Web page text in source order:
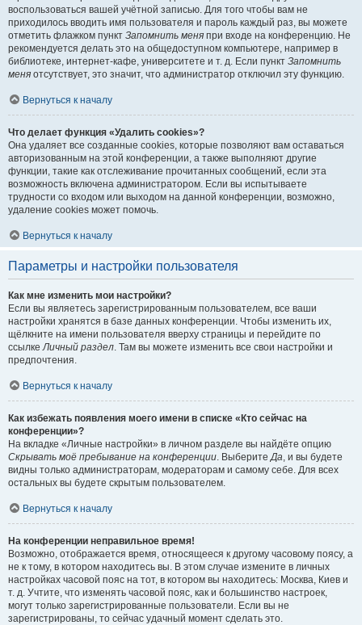
воспользоваться вашей учётной записью. Для того чтобы вам не
приходилось вводить имя пользователя и пароль каждый раз, вы можете
отметить флажком пункт Запомнить меня при входе на конференцию. Не
рекомендуется делать это на общедоступном компьютере, например в
библиотеке, интернет-кафе, университете и т. д. Если пункт Запомнить
меня отсутствует, это значит, что администратор отключил эту функцию.
Вернуться к началу
Что делает функция «Удалить cookies»?
Она удаляет все созданные cookies, которые позволяют вам оставаться
авторизованным на этой конференции, а также выполняют другие
функции, такие как отслеживание прочитанных сообщений, если эта
возможность включена администратором. Если вы испытываете
трудности со входом или выходом на данной конференции, возможно,
удаление cookies может помочь.
Вернуться к началу
Параметры и настройки пользователя
Как мне изменить мои настройки?
Если вы являетесь зарегистрированным пользователем, все ваши
настройки хранятся в базе данных конференции. Чтобы изменить их,
щёлкните на имени пользователя вверху страницы и перейдите по
ссылкеЛичный раздел. Там вы можете изменить все свои настройки и
предпочтения.
Вернуться к началу
Как избежать появления моего имени в списке «Кто сейчас на
конференции»?
На вкладке «Личные настройки» в личном разделе вы найдёте опцию
Скрывать моё пребывание на конференции. ВыберитеДа, и вы будете
видны только администраторам, модераторам и самому себе. Для всех
остальных вы будете скрытым пользователем.
Вернуться к началу
На конференции неправильное время!
Возможно, отображается время, относящееся к другому часовому поясу, а
не к тому, в котором находитесь вы. В этом случае измените в личных
настройках часовой пояс на тот, в котором вы находитесь: Москва, Киев и
т. д. Учтите, что изменять часовой пояс, как и большинство настроек,
могут только зарегистрированные пользователи. Если вы не
зарегистрированы, то сейчас удачный момент сделать это.